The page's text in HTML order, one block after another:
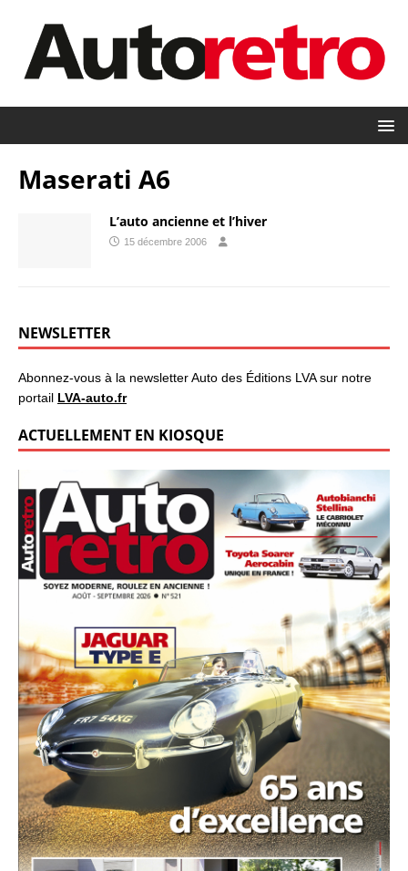
Maserati A6
L’auto ancienne et l’hiver
15 décembre 2006
NEWSLETTER
Abonnez-vous à la newsletter Auto des Éditions LVA sur notre
portail LVA-auto.fr
ACTUELLEMENT EN KIOSQUE